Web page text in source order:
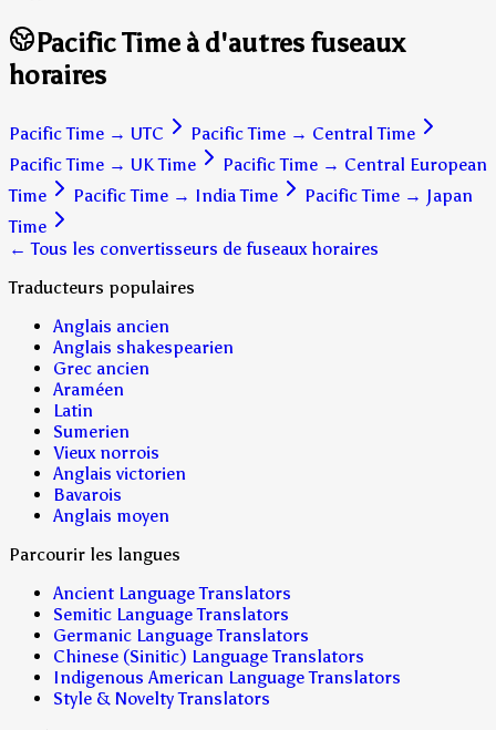
Pacific Time à d'autres fuseaux
horaires
Pacific Time → UTC Pacific Time → Central Time
Pacific Time → UK Time Pacific Time → Central European
Time
Pacific Time → India Time Pacific Time → Japan
Time
← Tous les convertisseurs de fuseaux horaires
Traducteurs populaires
Anglais ancien
Anglais shakespearien
Grec ancien
Araméen
Latin
Sumerien
Vieux norrois
Anglais victorien
Bavarois
Anglais moyen
Parcourir les langues
Ancient Language Translators
Semitic Language Translators
Germanic Language Translators
Chinese (Sinitic) Language Translators
Indigenous American Language Translators
Style & Novelty Translators